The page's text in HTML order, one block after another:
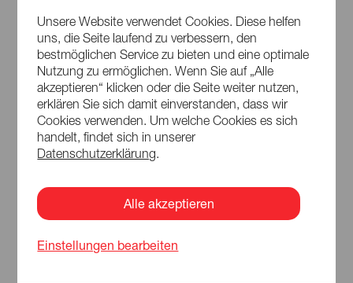
Kooperationspartner
Zur Website
Unsere Website verwendet Cookies. Diese helfen
uns, die Seite laufend zu verbessern, den
bestmöglichen Service zu bieten und eine optimale
Nutzung zu ermöglichen. Wenn Sie auf „Alle
akzeptieren“ klicken oder die Seite weiter nutzen,
erklären Sie sich damit einverstanden, dass wir
Cookies verwenden. Um welche Cookies es sich
handelt, findet sich in unserer
Datenschutzerklärung
Alle akzeptieren
Einstellungen bearbeiten